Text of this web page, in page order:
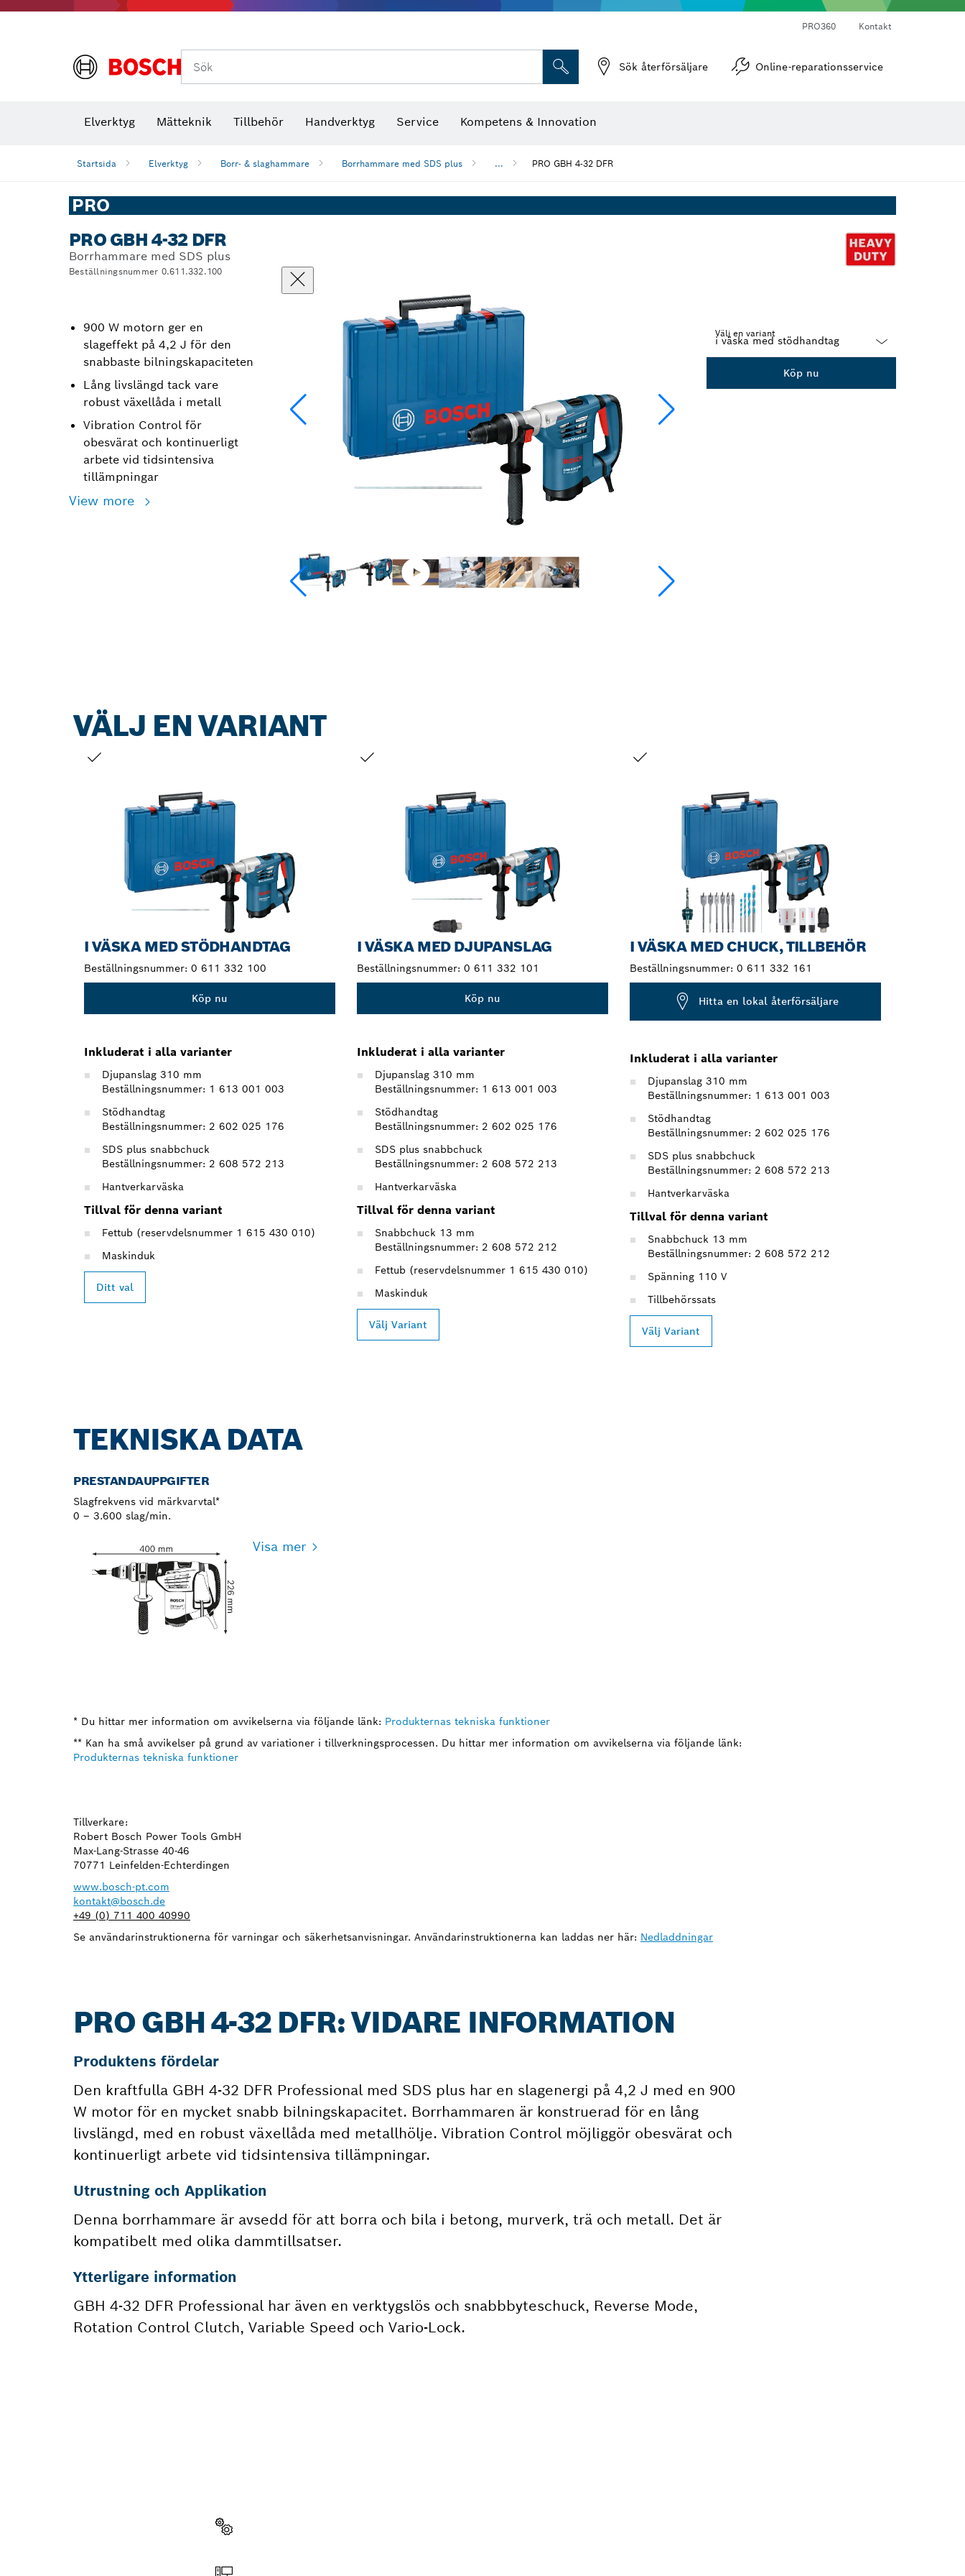
PRO360 Kontakt
Sök Sök återförsäljare Online-reparationsservice
Elverktyg Mätteknik Tillbehör Handverktyg Service Kompetens & Innovation
Startsida Elverktyg Borr- & slaghammare Borrhammare med SDS plus ... PRO GBH 4-32 DFR
PRO
PRO GBH 4-32 DFR
Borrhammare med SDS plus
Beställningsnummer 0.611.332.100
900 W motorn ger en
slageffekt på 4,2 J för den
snabbaste bilningskapaciteten
Lång livslängd tack vare
robust växellåda i metall
Vibration Control för
obesvärat och kontinuerligt
arbete vid tidsintensiva
tillämpningar
View more
Välj en variant
Köp nu
VÄLJ EN VARIANT
I VÄSKA MED STÖDHANDTAG
Beställningsnummer: 0 611 332 100
Köp nu
Inkluderat i alla varianter
Djupanslag 310 mm
Beställningsnummer: 1 613 001 003
Stödhandtag
Beställningsnummer: 2 602 025 176
SDS plus snabbchuck
Beställningsnummer: 2 608 572 213
Hantverkarväska
Tillval för denna variant
Fettub (reservdelsnummer 1 615 430 010)
Maskinduk
Ditt val
I VÄSKA MED DJUPANSLAG
Beställningsnummer: 0 611 332 101
Köp nu
Inkluderat i alla varianter
Djupanslag 310 mm
Beställningsnummer: 1 613 001 003
Stödhandtag
Beställningsnummer: 2 602 025 176
SDS plus snabbchuck
Beställningsnummer: 2 608 572 213
Hantverkarväska
Tillval för denna variant
Snabbchuck 13 mm
Beställningsnummer: 2 608 572 212
Fettub (reservdelsnummer 1 615 430 010)
Maskinduk
Välj Variant
I VÄSKA MED CHUCK, TILLBEHÖR
Beställningsnummer: 0 611 332 161
Hitta en lokal återförsäljare
Inkluderat i alla varianter
Djupanslag 310 mm
Beställningsnummer: 1 613 001 003
Stödhandtag
Beställningsnummer: 2 602 025 176
SDS plus snabbchuck
Beställningsnummer: 2 608 572 213
Hantverkarväska
Tillval för denna variant
Snabbchuck 13 mm
Beställningsnummer: 2 608 572 212
Spänning 110 V
Tillbehörssats
Välj Variant
TEKNISKA DATA
PRESTANDAUPPGIFTER
Slagfrekvens vid märkvarvtal*
0 – 3.600 slag/min.
Visa mer
* Du hittar mer information om avvikelserna via följande länk: Produkternas tekniska funktioner
** Kan ha små avvikelser på grund av variationer i tillverkningsprocessen. Du hittar mer information om avvikelserna via följande länk:
Produkternas tekniska funktioner
Tillverkare:
Robert Bosch Power Tools GmbH
Max-Lang-Strasse 40-46
70771 Leinfelden-Echterdingen
www.bosch-pt.com
kontakt@bosch.de
+49 (0) 711 400 40990
Se användarinstruktionerna för varningar och säkerhetsanvisningar. Användarinstruktionerna kan laddas ner här: Nedladdningar
PRO GBH 4-32 DFR: VIDARE INFORMATION
Produktens fördelar
Den kraftfulla GBH 4-32 DFR Professional med SDS plus har en slagenergi på 4,2 J med en 900
W motor för en mycket snabb bilningskapacitet. Borrhammaren är konstruerad för en lång
livslängd, med en robust växellåda med metallhölje. Vibration Control möjliggör obesvärat och
kontinuerligt arbete vid tidsintensiva tillämpningar.
Utrustning och Applikation
Denna borrhammare är avsedd för att borra och bila i betong, murverk, trä och metall. Det är
kompatibelt med olika dammtillsatser.
Ytterligare information
GBH 4-32 DFR Professional har även en verktygslös och snabbbyteschuck, Reverse Mode,
Rotation Control Clutch, Variable Speed och Vario-Lock.